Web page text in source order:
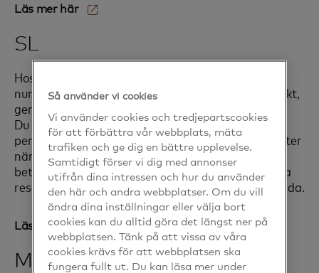
Läs mer här‎
SL
Hos SL och andra aktörer i lokaltrafiken kan du
numera använda ditt betalkort för att betala direkt,
genom att blippa det.
Du kan använda ditt betalkort för att resa som
pensionär, så att du köper rabatterade enkelbiljetter
när du blippar det. Du behöver dock ställa in
betalkortet för rabatterat pris dagen innan du ska
resa. En guide för det hittar du på SLs egna hemsida.
Läs mer här‎
Mastercard
Så använder vi cookies
Vi använder cookies och tredjepartscookies
för att förbättra vår webbplats, mäta
trafiken och ge dig en bättre upplevelse.
Samtidigt förser vi dig med annonser
utifrån dina intressen och hur du använder
den här och andra webbplatser. Om du vill
ändra dina inställningar eller välja bort
cookies kan du alltid göra det längst ner på
webbplatsen. Tänk på att vissa av våra
cookies krävs för att webbplatsen ska
fungera fullt ut. Du kan läsa mer under